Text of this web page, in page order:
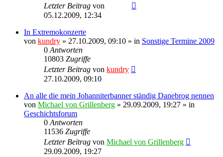
Letzter Beitrag von
05.12.2009, 12:34
In Extremokonzerte
von kundry » 27.10.2009, 09:10 » in Sonstige Termine 2009
0 Antworten
10803 Zugriffe
Letzter Beitrag von kundry
27.10.2009, 09:10
An alle die mein Johanniterbanner ständig Danebrog nennen
von Michael von Grillenberg » 29.09.2009, 19:27 » in
Geschichtsforum
0 Antworten
11536 Zugriffe
Letzter Beitrag von Michael von Grillenberg
29.09.2009, 19:27